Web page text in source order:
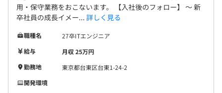
用・保守業務をおこないます。 【入社後のフォロー】 〜 新
卒社員の成長イメー... 詳しく見る
職種名
27卒ITエンジニア
給与
月収 25万円
勤務地
東京都台東区台東1-24-2
開発環境